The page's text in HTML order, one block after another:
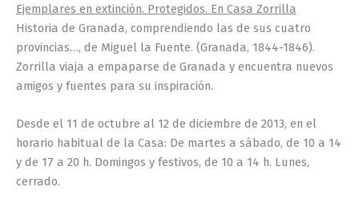
Ejemplares en extinción. Protegidos. En Casa Zorrilla
Historia de Granada, comprendiendo las de sus cuatro
provincias…, de Miguel la Fuente. (Granada, 1844-1846).
Zorrilla viaja a empaparse de Granada y encuentra nuevos
amigos y fuentes para su inspiración.
Desde el 11 de octubre al 12 de diciembre de 2013, en el
horario habitual de la Casa: De martes a sábado, de 10 a 14
y de 17 a 20 h. Domingos y festivos, de 10 a 14 h. Lunes,
cerrado.